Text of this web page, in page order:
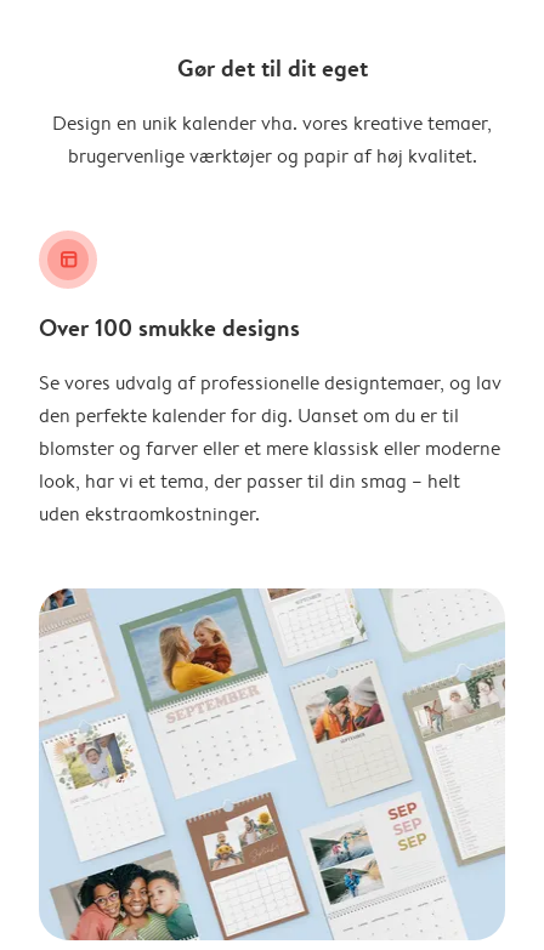
Gør det til dit eget
Design en unik kalender vha. vores kreative temaer,
brugervenlige værktøjer og papir af høj kvalitet.
layout_alt
Over 100 smukke designs
Se vores udvalg af professionelle designtemaer, og lav
den perfekte kalender for dig. Uanset om du er til
blomster og farver eller et mere klassisk eller moderne
look, har vi et tema, der passer til din smag – helt
uden ekstraomkostninger.